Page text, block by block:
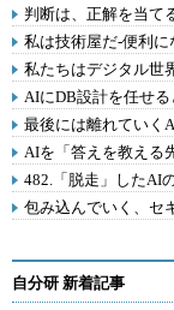
判断は、正解を当て
私は技術屋だ-便利
私たちはデジタル世
AIにDB設計を任せ
最後には離れていく
AIを「答えを教える
482.「脱走」したAI
包み込んでいく、セ
自分研 新着記事